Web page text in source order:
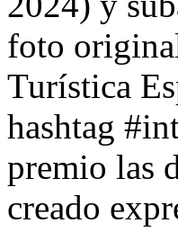
foto
Turística
hashtag
premio las
creado